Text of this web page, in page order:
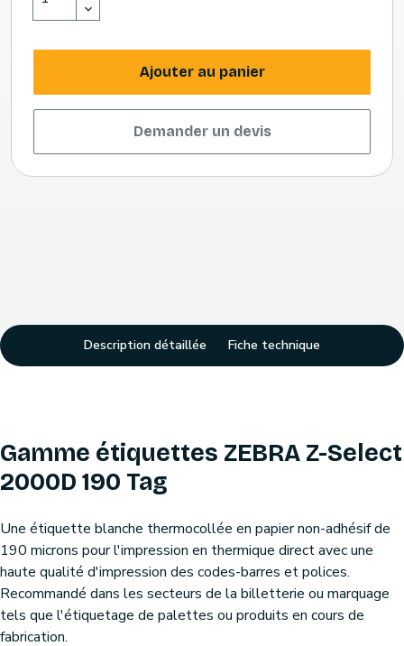
Ajouter au panier
Demander un devis
Description détaillée Fiche technique
Gamme étiquettes ZEBRA Z-Select
2000D 190 Tag
Une étiquette blanche thermocollée en papier non-adhésif de
190 microns pour l'impression en thermique direct avec une
haute qualité d'impression des codes-barres et polices.
Recommandé dans les secteurs de la billetterie ou marquage
tels que l'étiquetage de palettes ou produits en cours de
fabrication.